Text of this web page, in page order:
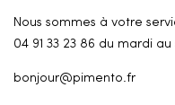
Nous sommes à votre
04 91 33 23 86 du mardi
bonjour@pimento.fr